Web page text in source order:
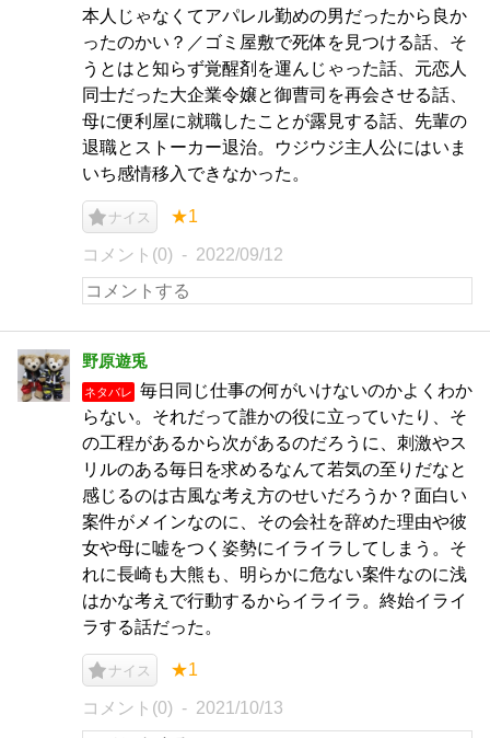
本人じゃなくてアパレル勤めの男だったから良か
ったのかい？／ゴミ屋敷で死体を見つける話、そ
うとはと知らず覚醒剤を運んじゃった話、元恋人
同士だった大企業令嬢と御曹司を再会させる話、
母に便利屋に就職したことが露見する話、先輩の
退職とストーカー退治。ウジウジ主人公にはいま
いち感情移入できなかった。
ナイス ★1
コメント(0) 2022/09/12
野原遊兎
ネタバレ
毎日同じ仕事の何がいけないのかよくわか
らない。それだって誰かの役に立っていたり、そ
の工程があるから次があるのだろうに、刺激やス
リルのある毎日を求めるなんて若気の至りだなと
感じるのは古風な考え方のせいだろうか？面白い
案件がメインなのに、その会社を辞めた理由や彼
女や母に嘘をつく姿勢にイライラしてしまう。そ
れに長崎も大熊も、明らかに危ない案件なのに浅
はかな考えで行動するからイライラ。終始イライ
ラする話だった。
ナイス ★1
コメント(0) 2021/10/13